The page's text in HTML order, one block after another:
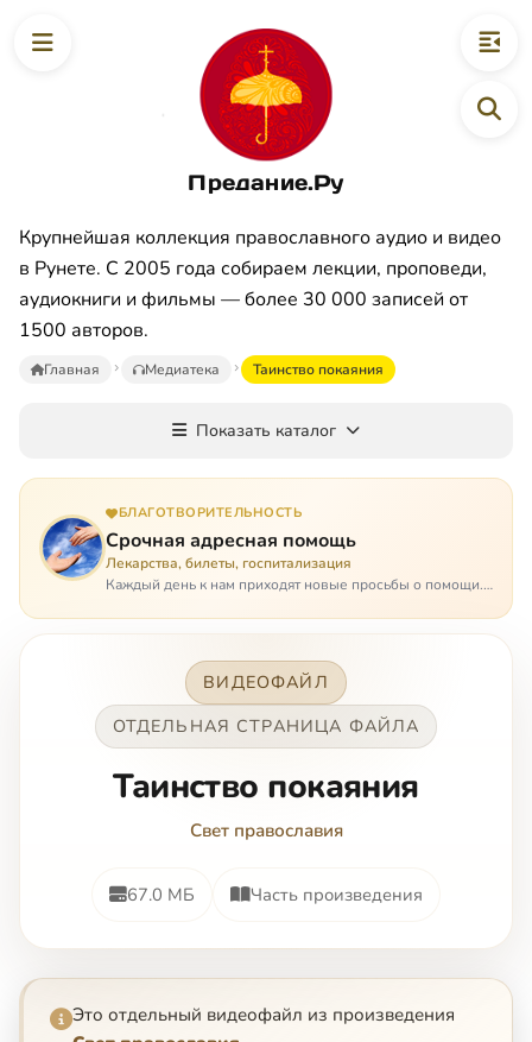
Предание.Ру
Крупнейшая коллекция православного аудио и видео
в Рунете. С 2005 года собираем лекции, проповеди,
аудиокниги и фильмы — более 30 000 записей от
1500 авторов.
Главная Медиатека Таинство покаяния
Показать каталог
БЛАГОТВОРИТЕЛЬНОСТЬ
Срочная адресная помощь
Лекарства, билеты, госпитализация
Каждый день к нам приходят новые просьбы о помощи.
она нужна была вчера: в приеме лекарств образовался
ВИДЕОФАЙЛ
ОТДЕЛЬНАЯ СТРАНИЦА ФАЙЛА
Таинство покаяния
Свет православия
67.0 МБ Часть произведения
Это отдельный видеофайл из произведения